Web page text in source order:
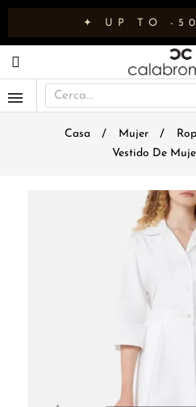
✦ UP TO -
Casa Mujer
Vestido De